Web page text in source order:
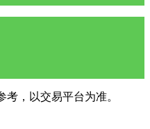
考，以交易平台为准。